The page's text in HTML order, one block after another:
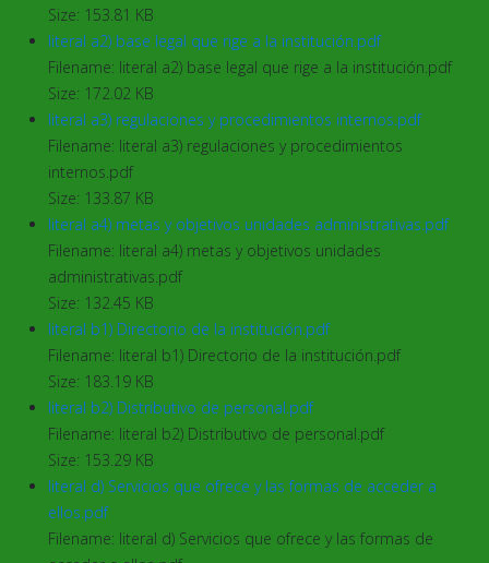
Size: 153.81 KB
literal a2) base legal que rige a la institución.pdf
Filename: literal a2) base legal que rige a la institución.pdf
Size: 172.02 KB
literal a3) regulaciones y procedimientos internos.pdf
Filename: literal a3) regulaciones y procedimientos
internos.pdf
Size: 133.87 KB
literal a4) metas y objetivos unidades administrativas.pdf
Filename: literal a4) metas y objetivos unidades
administrativas.pdf
Size: 132.45 KB
literal b1) Directorio de la institución.pdf
Filename: literal b1) Directorio de la institución.pdf
Size: 183.19 KB
literal b2) Distributivo de personal.pdf
Filename: literal b2) Distributivo de personal.pdf
Size: 153.29 KB
literal d) Servicios que ofrece y las formas de acceder a
ellos.pdf
Filename: literal d) Servicios que ofrece y las formas de